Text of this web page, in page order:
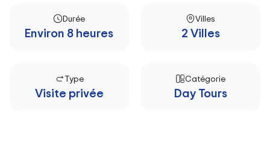
Durée
Environ 8 heures
Villes
2 Villes
Type
Visite privée
Catégorie
Day Tours